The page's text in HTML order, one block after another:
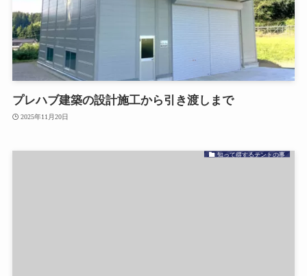
プレハブ建築の設計施工から引き渡しまで
2025年11月20日
知って得するテントの事